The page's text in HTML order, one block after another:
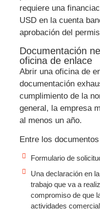
requiere una
USD en la cuenta
aprobación del
Documentación
oficina de enlace
Abrir una oficina de
documentación
cumplimiento de la
general, la empresa
al menos un año.
Entre los
Formulario de
Una declaración en
trabajo que va a
compromiso de que
actividades